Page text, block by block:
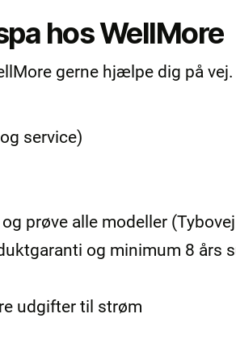
hos WellMore
gerne hjælpe dig på
service)
prøve alle modeller
og minimum 8 års
udgifter til strøm